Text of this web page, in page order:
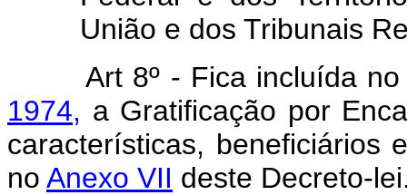
União e dos Tribunais
Art 8º - Fica incluída no
1974, a Gratificação por
características, beneficiários
no Anexo VII deste Decreto-